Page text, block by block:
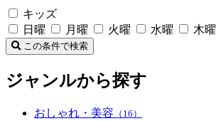
キッズ
日曜
月曜 火曜 水曜 木曜
この条件で検索
ジャンルから探す
おしゃれ・美容 （16）